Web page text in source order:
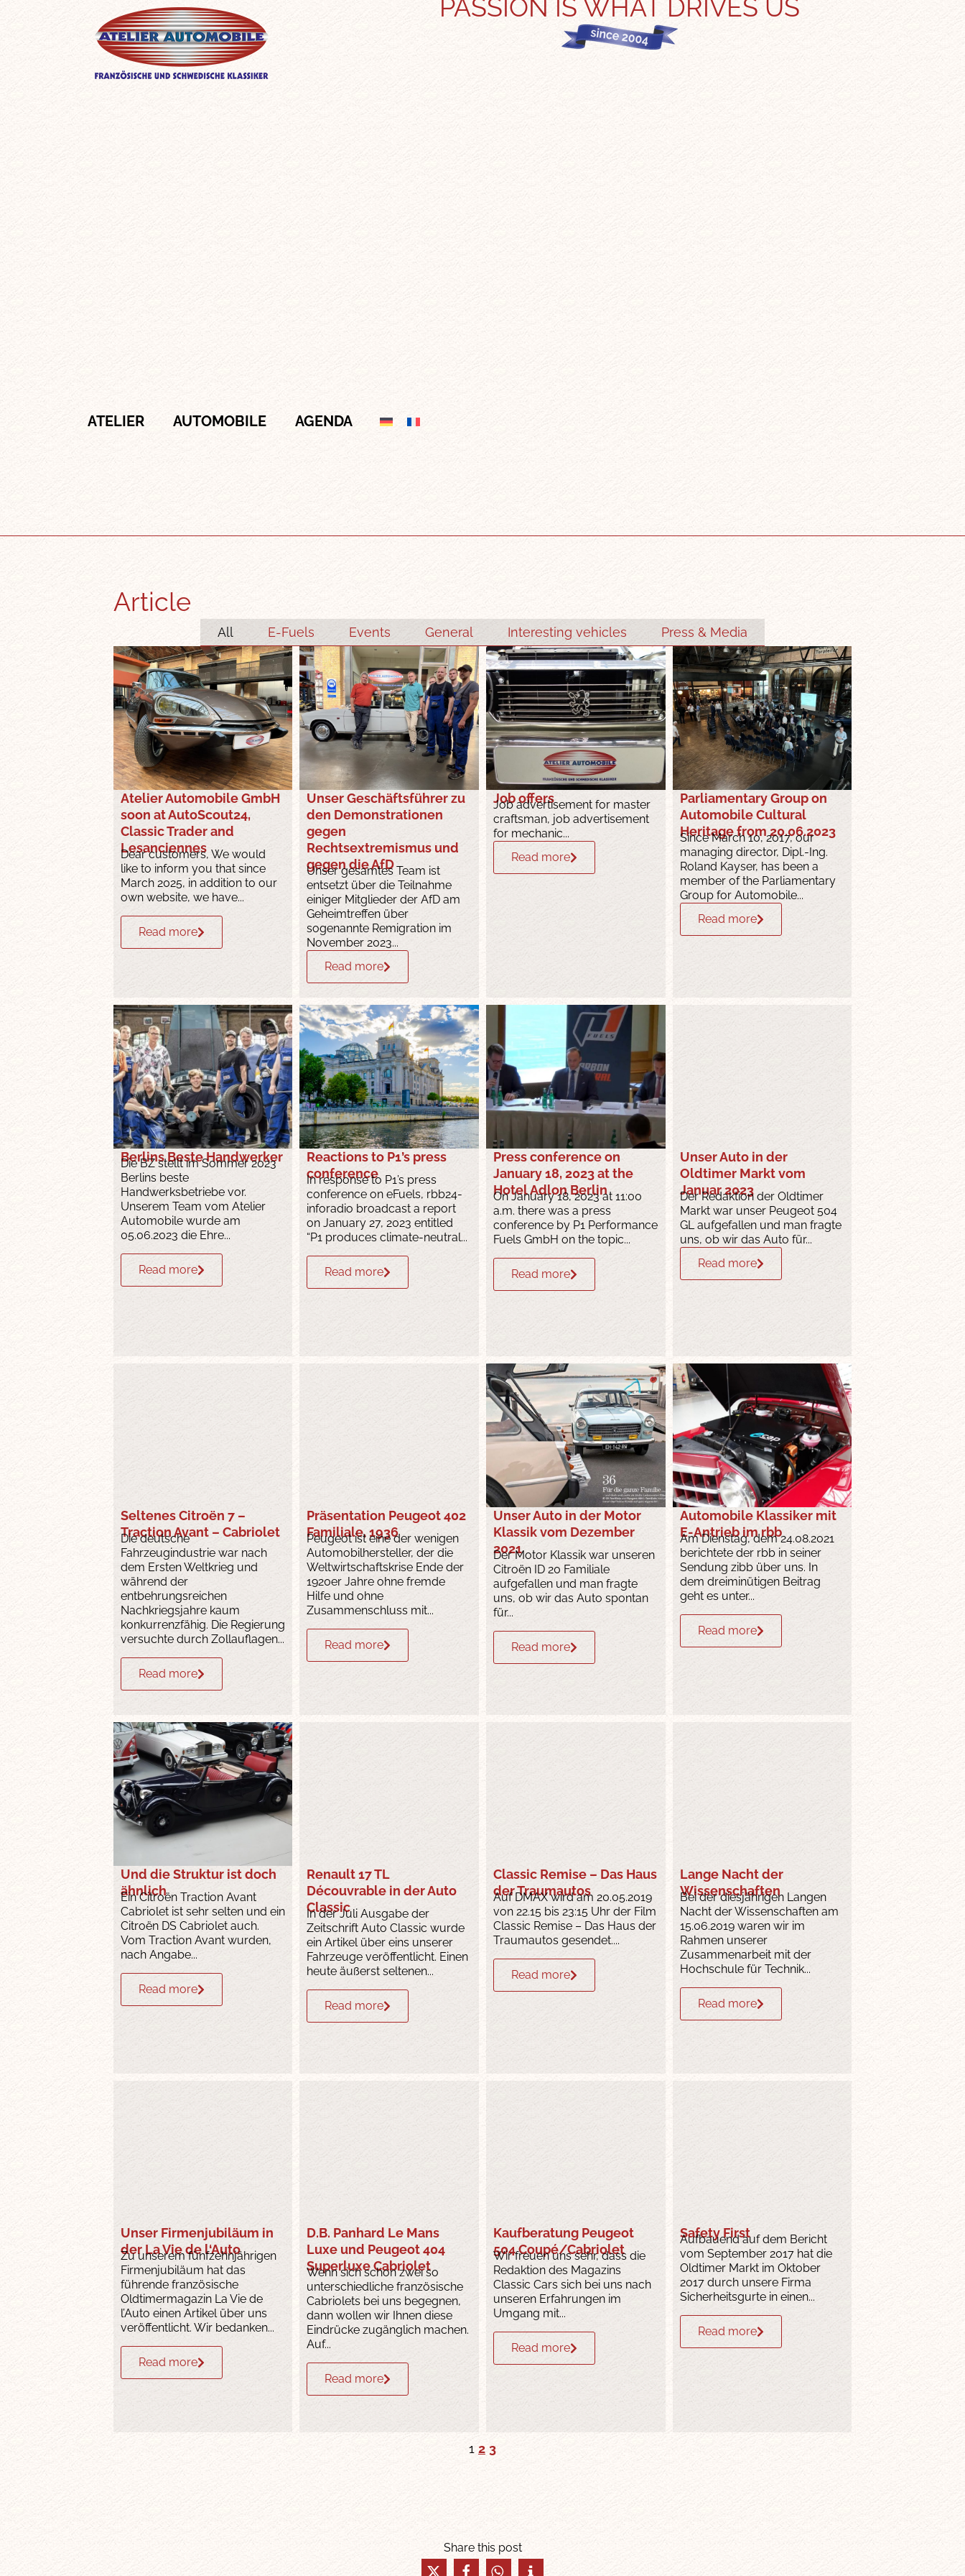
PASSION IS WHAT DRIVES US
ATELIER AUTOMOBILE AGENDA
Article
E-Fuels Events General Interesting vehicles Press & Media
All
Atelier Automobile GmbH
soon at AutoScout24,
Classic Trader and
Lesanciennes
Dear customers, We would
like to inform you that since
March 2025, in addition to our
own website, we have...
Read more
Unser Geschäftsführer zu
den Demonstrationen
gegen
Rechtsextremismus und
gegen die AfD
Unser gesamtes Team ist
entsetzt über die Teilnahme
einiger Mitglieder der AfD am
Geheimtreffen über
sogenannte Remigration im
November 2023...
Read more
Job offers
Job advertisement for master
craftsman, job advertisement
for mechanic...
Read more
Parliamentary Group on
Automobile Cultural
Heritage from 20.06.2023
Since March 10, 2017, our
managing director, Dipl.-Ing.
Roland Kayser, has been a
member of the Parliamentary
Group for Automobile...
Read more
Berlins Beste Handwerker
Die BZ stellt im Sommer 2023
Berlins beste
Handwerksbetriebe vor.
Unserem Team vom Atelier
Automobile wurde am
05.06.2023 die Ehre...
Read more
Reactions to P1’s press
conference
In response to P1’s press
conference on eFuels, rbb24-
inforadio broadcast a report
on January 27, 2023 entitled
“P1 produces climate-neutral...
Read more
Press conference on
January 18, 2023 at the
Hotel Adlon Berlin
On January 18, 2023 at 11:00
a.m. there was a press
conference by P1 Performance
Fuels GmbH on the topic...
Read more
Unser Auto in der
Oldtimer Markt vom
Januar 2023
Der Redaktion der Oldtimer
Markt war unser Peugeot 504
GL aufgefallen und man fragte
uns, ob wir das Auto für...
Read more
Seltenes Citroën 7 –
Traction Avant – Cabriolet
Die deutsche
Fahrzeugindustrie war nach
dem Ersten Weltkrieg und
während der
entbehrungsreichen
Nachkriegsjahre kaum
konkurrenzfähig. Die Regierung
versuchte durch Zollauflagen...
Read more
Präsentation Peugeot 402
Familiale, 1936
Peugeot ist eine der wenigen
Automobilhersteller, der die
Weltwirtschaftskrise Ende der
1920er Jahre ohne fremde
Hilfe und ohne
Zusammenschluss mit...
Read more
Unser Auto in der Motor
Klassik vom Dezember
2021
Der Motor Klassik war unseren
Citroën ID 20 Familiale
aufgefallen und man fragte
uns, ob wir das Auto spontan
für...
Read more
Automobile Klassiker mit
E-Antrieb im rbb
Am Dienstag, dem 24.08.2021
berichtete der rbb in seiner
Sendung zibb über uns. In
dem dreiminütigen Beitrag
geht es unter...
Read more
Und die Struktur ist doch
ähnlich
Ein Citroën Traction Avant
Cabriolet ist sehr selten und ein
Citroën DS Cabriolet auch.
Vom Traction Avant wurden,
nach Angabe...
Read more
Renault 17 TL
Découvrable in der Auto
Classic
In der Juli Ausgabe der
Zeitschrift Auto Classic wurde
ein Artikel über eins unserer
Fahrzeuge veröffentlicht. Einen
heute äußerst seltenen...
Read more
Classic Remise – Das Haus
der Traumautos
Auf DMAX wird am 20.05.2019
von 22.15 bis 23:15 Uhr der Film
Classic Remise – Das Haus der
Traumautos gesendet....
Read more
Lange Nacht der
Wissenschaften
Bei der diesjährigen Langen
Nacht der Wissenschaften am
15.06.2019 waren wir im
Rahmen unserer
Zusammenarbeit mit der
Hochschule für Technik...
Read more
Unser Firmenjubiläum in
der La Vie de l‘Auto
Zu unserem fünfzehnjährigen
Firmenjubiläum hat das
führende französische
Oldtimermagazin La Vie de
l’Auto einen Artikel über uns
veröffentlicht. Wir bedanken...
Read more
D.B. Panhard Le Mans
Luxe und Peugeot 404
Superluxe Cabriolet
Wenn sich schon zwei so
unterschiedliche französische
Cabriolets bei uns begegnen,
dann wollen wir Ihnen diese
Eindrücke zugänglich machen.
Auf...
Read more
Kaufberatung Peugeot
504 Coupé/Cabriolet
Wir freuen uns sehr, dass die
Redaktion des Magazins
Classic Cars sich bei uns nach
unseren Erfahrungen im
Umgang mit...
Read more
Safety First
Aufbauend auf dem Bericht
vom September 2017 hat die
Oldtimer Markt im Oktober
2017 durch unsere Firma
Sicherheitsgurte in einen...
Read more
1 2 3
Share this post